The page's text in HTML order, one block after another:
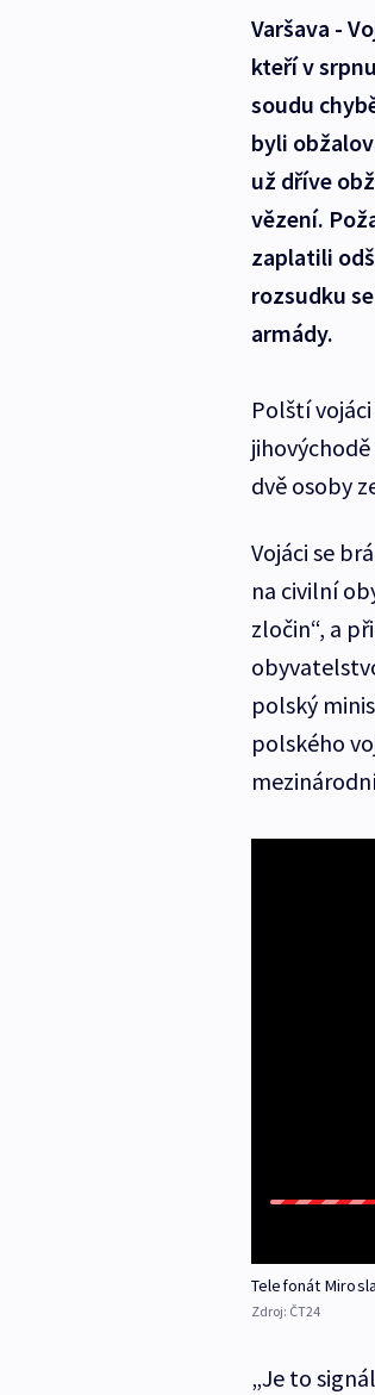
Varšava -
kteří v
soudu
byli
už dříve
vězení.
zaplatili
rozsudku
armády.
Polští
dvě osoby
Vojáci se
na civilní
zločin“, a
polský
polského
Telefonát
Zdroj: ČT24
„Je to